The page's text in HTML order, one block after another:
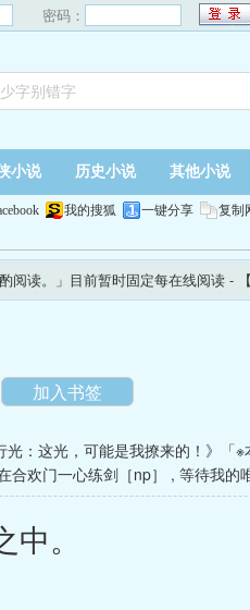
密码：
小说 历史小说 其他小说
我的搜狐 一键分享 复制
阅读。」目前暂时固定每在线阅读 -
加入书签
光：这光，可能是我撩来的！》「
合欢门一心练剑［np］ , 等待我的
。